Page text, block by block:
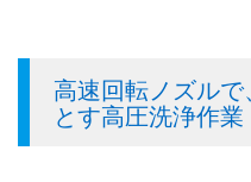
高速回転ノズル
とす高圧洗浄作業